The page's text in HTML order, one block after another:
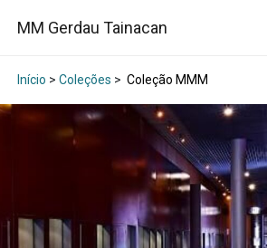
MM Gerdau Tainacan
Início > Coleções > Coleção MMM